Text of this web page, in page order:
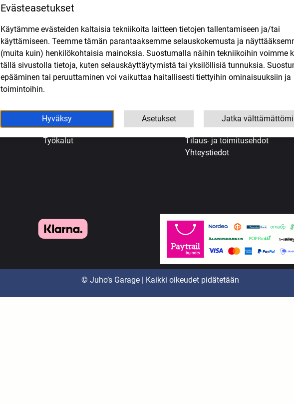
TUOTEVALIKOIMA
Ajovarusteet ja vaatteet
Mönkijä
Moottoripyörien varaosat
Mopojen varaosat
Öljyt ja kemikaalit
Renkaat
Skoottereiden varaosat
Teollisuus
Työkalut
Etusivu
Evästekäytäntö (EU)
Kassa
Kauppa
Korjaamo Kuopiossa
Tietosuojaseloste
Tilaus- ja toimitusehdot
Yhteystiedot
© Juho’s Garage | Kaikki oikeudet pidätetään
Evästeasetukset
Käytämme evästeiden kaltaisia tekniikoita laitteen tietojen tallentamiseen ja/tai
käyttämiseen. Teemme tämän parantaaksemme selauskokemusta ja
(muita kuin) henkilökohtaisia mainoksia. Suostumalla näihin tekniikoihin voimme
tällä sivustolla tietoja, kuten selauskäyttäytymistä tai yksilöllisiä tunnuksia.
epääminen tai peruuttaminen voi vaikuttaa haitallisesti tiettyihin ominaisuuksiin ja
toimintoihin.
Hyväksy Asetukset Jatka